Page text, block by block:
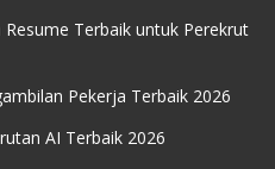
Terbaik untuk Perekrut
Pekerja Terbaik 2026
AI Terbaik 2026